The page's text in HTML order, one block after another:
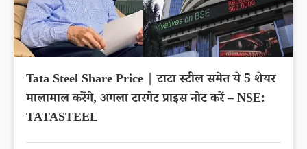
Tata Steel Share Price | टाटा स्टील समेत ये 5 शेयर
मालामाल करेंगे, अगला टारगेट प्राइस नोट करें – NSE:
TATASTEEL